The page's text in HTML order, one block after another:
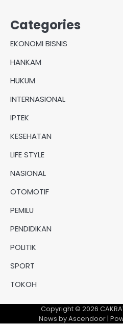
Categories
EKONOMI BISNIS
HANKAM
HUKUM
INTERNASIONAL
IPTEK
KESEHATAN
LIFE STYLE
NASIONAL
OTOMOTIF
PEMILU
PENDIDIKAN
POLITIK
SPORT
TOKOH
Copyright © 2026
News byAscendoor|